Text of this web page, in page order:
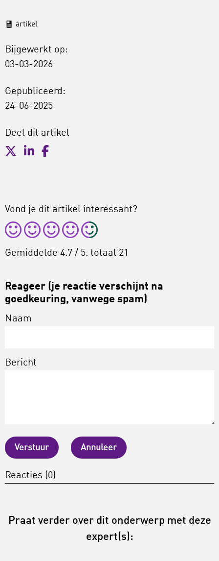
artikel
Bijgewerkt op:
03-03-2026
Gepubliceerd:
24-06-2025
Deel dit artikel
Vond je dit artikel interessant?
Gemiddelde 4.7 / 5. totaal 21
Reageer (je reactie verschijnt na
goedkeuring, vanwege spam)
Naam
Bericht
Verstuur Annuleer
Reacties (0)
Praat verder over dit onderwerp met deze
expert(s):